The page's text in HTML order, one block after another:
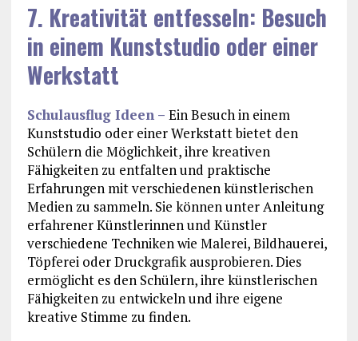
7. Kreativität entfesseln: Besuch
in einem Kunststudio oder einer
Werkstatt
Schulausflug Ideen – Ein Besuch in einem
Kunststudio oder einer Werkstatt bietet den
Schülern die Möglichkeit, ihre kreativen
Fähigkeiten zu entfalten und praktische
Erfahrungen mit verschiedenen künstlerischen
Medien zu sammeln. Sie können unter Anleitung
erfahrener Künstlerinnen und Künstler
verschiedene Techniken wie Malerei, Bildhauerei,
Töpferei oder Druckgrafik ausprobieren. Dies
ermöglicht es den Schülern, ihre künstlerischen
Fähigkeiten zu entwickeln und ihre eigene
kreative Stimme zu finden.